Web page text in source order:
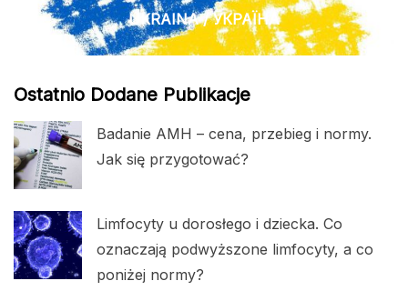
UKRAINA / УКРАЇНА
Ostatnio Dodane Publikacje
Badanie AMH – cena, przebieg i normy.
Jak się przygotować?
Limfocyty u dorosłego i dziecka. Co
oznaczają podwyższone limfocyty, a co
poniżej normy?